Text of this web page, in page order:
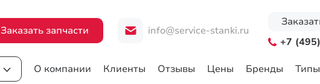
О компании Клиенты Отзывы Цены Бренды
Заказать запчасти info@service-stanki.ru
+7